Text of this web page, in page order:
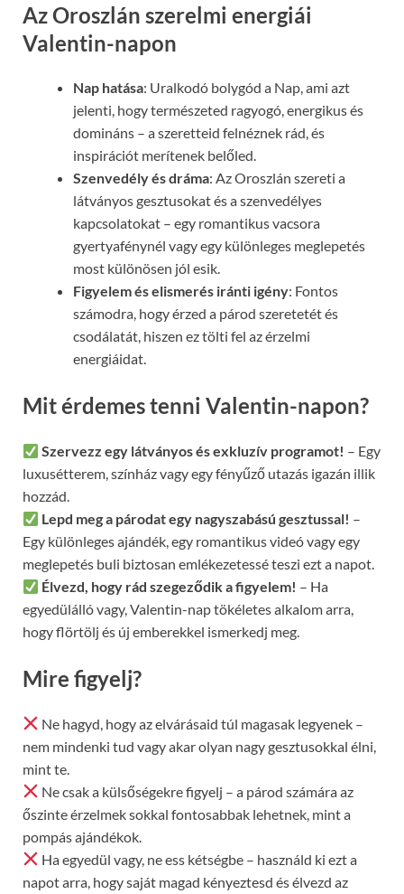
Az Oroszlán szerelmi energiái
Valentin-napon
Nap hatása: Uralkodó bolygód a Nap, ami azt
jelenti, hogy természeted ragyogó, energikus és
domináns – a szeretteid felnéznek rád, és
inspirációt merítenek belőled.
Szenvedély és dráma: Az Oroszlán szereti a
látványos gesztusokat és a szenvedélyes
kapcsolatokat – egy romantikus vacsora
gyertyafénynél vagy egy különleges meglepetés
most különösen jól esik.
Figyelem és elismerés iránti igény: Fontos
számodra, hogy érzed a párod szeretetét és
csodálatát, hiszen ez tölti fel az érzelmi
energiáidat.
Mit érdemes tenni Valentin-napon?
Szervezz egy látványos és exkluzív programot! – Egy
luxusétterem, színház vagy egy fényűző utazás igazán illik
hozzád.
Lepd meg a párodat egy nagyszabású gesztussal! –
Egy különleges ajándék, egy romantikus videó vagy egy
meglepetés buli biztosan emlékezetessé teszi ezt a napot.
Élvezd, hogy rád szegeződik a figyelem! – Ha
egyedülálló vagy, Valentin-nap tökéletes alkalom arra,
hogy flörtölj és új emberekkel ismerkedj meg.
Mire figyelj?
Ne hagyd, hogy az elvárásaid túl magasak legyenek –
nem mindenki tud vagy akar olyan nagy gesztusokkal élni,
mint te.
Ne csak a külsőségekre figyelj – a párod számára az
őszinte érzelmek sokkal fontosabbak lehetnek, mint a
pompás ajándékok.
Ha egyedül vagy, ne ess kétségbe – használd ki ezt a
napot arra, hogy saját magad kényeztesd és élvezd az